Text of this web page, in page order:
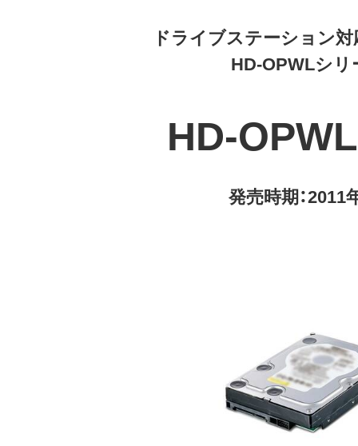
ドライブステーション
HD-OPWLシリ
HD-
発売時期：2011